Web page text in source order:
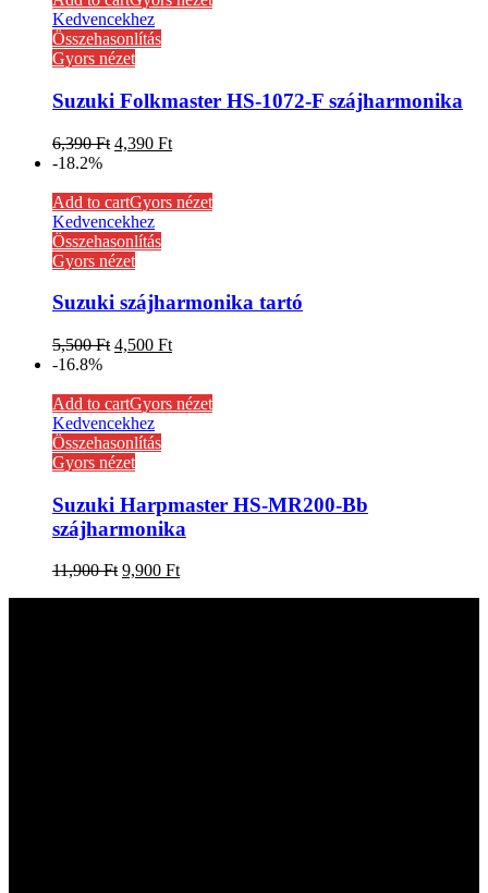
Kedvencekhez
Összehasonlítás
Gyors nézet
Suzuki Folkmaster HS-1072-F szájharmonika
6,390Ft 4,390 Ft
-18.2%
Add to cartGyors nézet
Kedvencekhez
Összehasonlítás
Gyors nézet
Suzuki szájharmonika tartó
5,500Ft 4,500 Ft
-16.8%
Add to cartGyors nézet
Kedvencekhez
Összehasonlítás
Gyors nézet
Suzuki Harpmaster HS-MR200-Bb
szájharmonika
11,900Ft 9,900 Ft